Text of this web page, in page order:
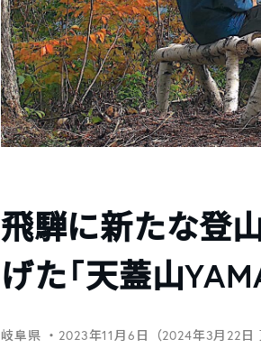
飛騨に新たな登
げた「天蓋山
岐阜県 ・2023年11月6日（2024年3月22日